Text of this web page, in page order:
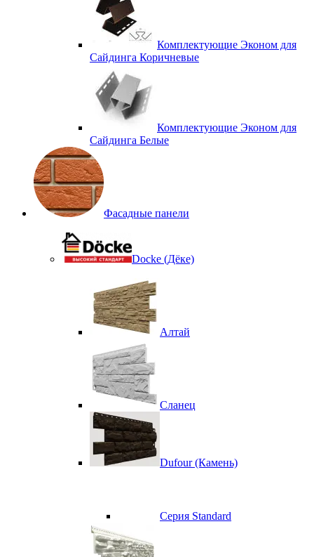
Комплектующие Эконом для
Сайдинга Коричневые
Комплектующие Эконом для
Сайдинга Белые
Фасадные панели
Docke (Дёке)
Алтай
Сланец
Dufour (Камень)
Серия Standard